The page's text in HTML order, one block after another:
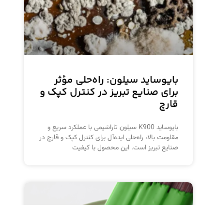
بایوساید سیلون: راه‌حلی مؤثر
برای صنایع تبریز در کنترل کپک و
قارچ
بایوساید K900 سیلون تاراشیمی با عملکرد سریع و
مقاومت بالا، راه‌حلی ایده‌آل برای کنترل کپک و قارچ در
صنایع تبریز است. این محصول با کیفیت